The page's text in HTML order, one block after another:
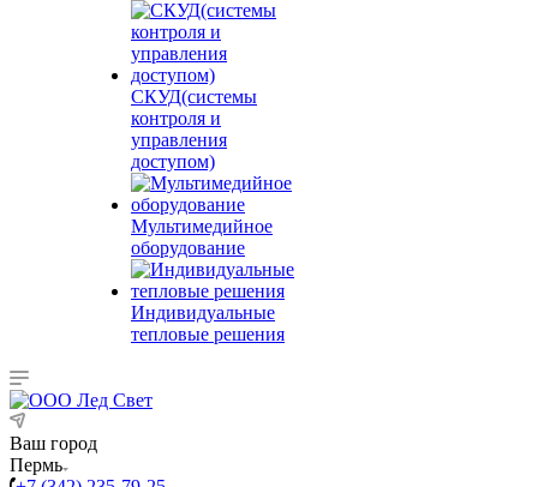
СКУД(системы
контроля и
управления
доступом)
Мультимедийное
оборудование
Индивидуальные
тепловые решения
Ваш город
Пермь